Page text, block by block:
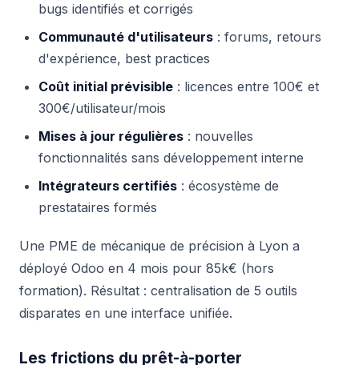
bugs identifiés et corrigés
Communauté d'utilisateurs : forums, retours
d'expérience, best practices
Coût initial prévisible : licences entre 100€ et
300€/utilisateur/mois
Mises à jour régulières : nouvelles
fonctionnalités sans développement interne
Intégrateurs certifiés : écosystème de
prestataires formés
Une PME de mécanique de précision à Lyon a
déployé Odoo en 4 mois pour 85k€ (hors
formation). Résultat : centralisation de 5 outils
disparates en une interface unifiée.
Les frictions du prêt-à-porter